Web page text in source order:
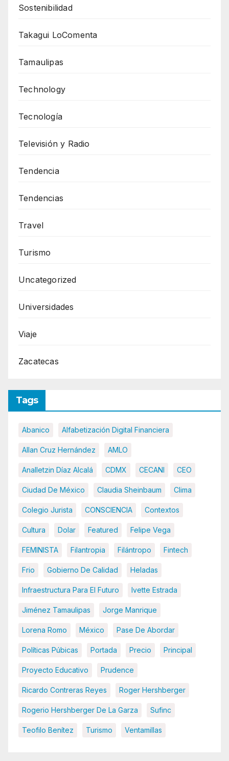
Sostenibilidad
Takagui LoComenta
Tamaulipas
Technology
Tecnología
Televisión y Radio
Tendencia
Tendencias
Travel
Turismo
Uncategorized
Universidades
Viaje
Zacatecas
Tags
Abanico Alfabetización Digital Financiera
Allan Cruz Hernández AMLO
Analletzin Díaz Alcalá CDMX CECANI CEO
Ciudad De México Claudia Sheinbaum Clima
Colegio Jurista CONSCIENCIA Contextos
Cultura Dolar Featured Felipe Vega
FEMINISTA Filantropia Filántropo Fintech
Frio Gobierno De Calidad Heladas
Infraestructura Para El Futuro Ivette Estrada
Jiménez Tamaulipas Jorge Manrique
Lorena Romo México Pase De Abordar
Políticas Púbicas Portada Precio Principal
Proyecto Educativo Prudence
Ricardo Contreras Reyes Roger Hershberger
Rogerio Hershberger De La Garza Sufinc
Teofilo Benítez Turismo Ventamillas